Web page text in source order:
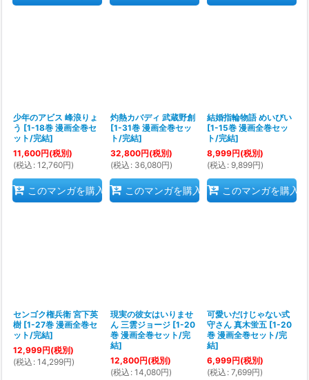
少年のアビス 峰浪りょ
う [1-18巻 漫画全巻セ
ット/完結]
11,600円(税別)
(税込 : 12,760円)
このマンガを購入
灼熱カバディ 武蔵野創
[1-31巻 漫画全巻セッ
ト/完結]
32,800円(税別)
(税込 : 36,080円)
このマンガを購入
結婚指輪物語 めいびい
[1-15巻 漫画全巻セッ
ト/完結]
8,999円(税別)
(税込 : 9,899円)
このマンガを購入
センゴク権兵衛 宮下英
樹 [1-27巻 漫画全巻セ
ット/完結]
12,999円(税別)
(税込 : 14,299円)
現実の彼女はいりませ
ん 三雲ジョージ [1-20
巻 漫画全巻セット/完
結]
12,800円(税別)
(税込 : 14,080円)
可愛いだけじゃない式
守さん 真木蛍五 [1-20
巻 漫画全巻セット/完
結]
6,999円(税別)
(税込 : 7,699円)